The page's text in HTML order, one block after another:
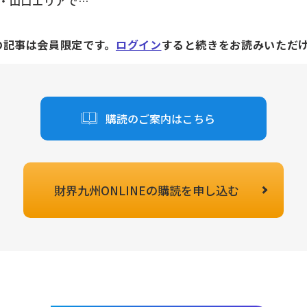
事は会員限定です。 ログインすると続きをお読みいただ
購読のご案内はこちら
財界九州ONLINEの購読を申し込む